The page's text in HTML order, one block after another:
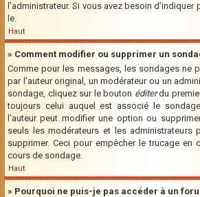
l’administrateur. Si vous avez besoin
le.
Haut
» Comment modifier ou supprimer un
Comme pour les messages, les sondages ne
par l’auteur original, un modérateur ou un
sondage, cliquez sur le bouton éditerdu
toujours celui auquel est associé le
l’auteur peut modifier une option ou
seuls les modérateurs et les administrateurs
supprimer. Ceci pour empêcher le trucage en
cours de sondage.
Haut
» Pourquoi ne puis-je pas accéder à un